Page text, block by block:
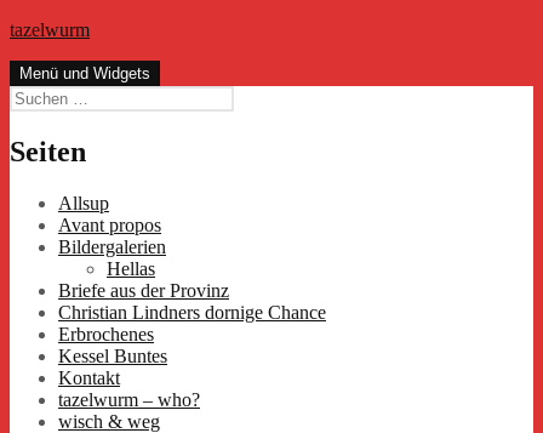
Zum
springen
tazelwurm
Menü und Widgets
Suchen
nach:
Seiten
Allsup
Avant propos
Bildergalerien
Hellas
Briefe aus der Provinz
Christian Lindners dornige Chance
Erbrochenes
Kessel Buntes
Kontakt
tazelwurm – who?
wisch & weg